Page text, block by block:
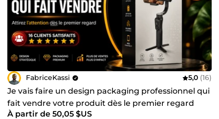
FabriceKassi 5,0 (16)
Je vais faire un design packaging professionnel qui
fait vendre votre produit dès le premier regard
À partir de 50,05 $US